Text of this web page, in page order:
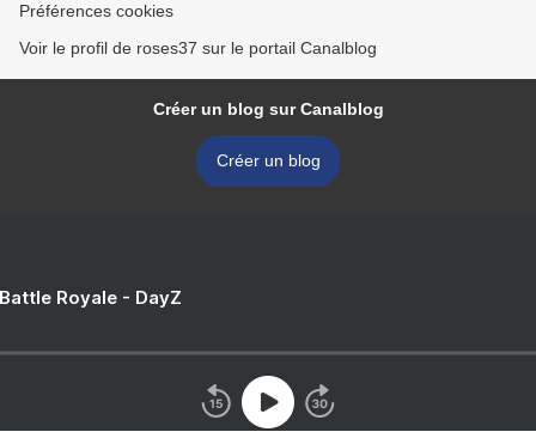
Préférences cookies
Voir le profil de roses37 sur le portail Canalblog
Créer un blog sur Canalblog
Créer un blog
Royale - DayZ